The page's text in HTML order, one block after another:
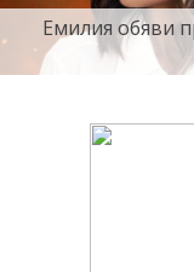
Емилия обяви